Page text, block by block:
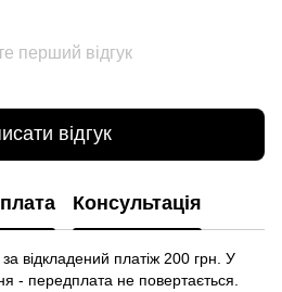
перший відгук
відгук
Консультація
відкладений платіж 200 грн. У
- передплата не повертається.